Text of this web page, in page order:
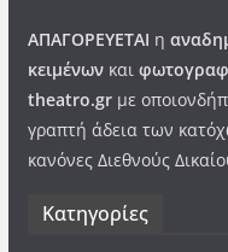
ΑΠΑΓΟΡΕΥΕΤΑΙ η
κειμένωνκαι
theatro.grμε
γραπτή άδεια των
κανόνες Διεθνούς
Kατηγορίες